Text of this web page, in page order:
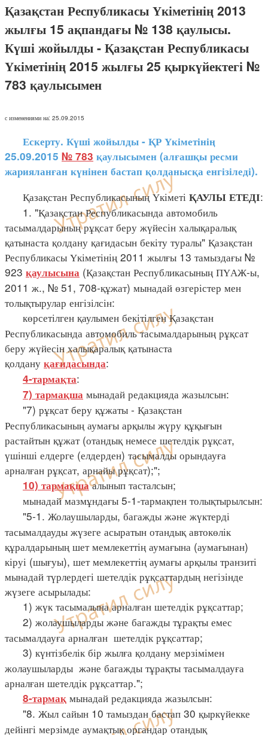
Қазақстан Республикасы Үкіметінің 2013
жылғы 15 ақпандағы № 138 қаулысы.
Күші жойылды - Қазақстан Республикасы
Үкіметінің 2015 жылғы 25 қыркүйектегі №
783 қаулысымен
с изменениями на: 25.09.2015
Ескерту. Күші жойылды - ҚР Үкіметінің
25.09.2015 № 783 қаулысымен (алғашқы ресми
жарияланған күнінен бастап қолданысқа енгізіледі).
Қазақстан Республикасының Үкіметі ҚАУЛЫ ЕТЕДІ:
1. "Қазақстан Республикасында автомобиль
тасымалдарының рұқсат беру жүйесін халықаралық
қатынаста қолдану қағидасын бекіту туралы" Қазақстан
Республикасы Үкіметінің 2011 жылғы 13 тамыздағы №
923 қаулысына (Қазақстан Республикасының ПҮАЖ-ы,
2011 ж., № 51, 708-құжат) мынадай өзгерістер мен
толықтырулар енгізілсін:
көрсетілген қаулымен бекітілген Қазақстан
Республикасында автомобиль тасымалдарының рұқсат
беру жүйесін халықаралық қатынаста
қолдану қағидасында:
4-тармақта:
7) тармақша мынадай редакцияда жазылсын:
"7) рұқсат беру құжаты - Қазақстан
Республикасының аумағы арқылы жүру құқығын
растайтын құжат (отандық немесе шетелдік рұқсат,
үшінші елдерге (елдерден) тасымалды орындауға
арналған рұқсат, арнайы рұқсат);";
10) тармақшаалынып тасталсын;
мынадай мазмұндағы 5-1-тармақпен толықтырылсын:
"5-1. Жолаушыларды, багажды және жүктерді
тасымалдауды жүзеге асыратын отандық автокөлік
құралдарының шет мемлекеттің аумағына (аумағынан)
кіруі (шығуы), шет мемлекеттің аумағы арқылы транзиті
мынадай түрлердегі шетелдік рұқсаттардың негізінде
жүзеге асырылады:
1) жүк тасымалына арналған шетелдік рұқсаттар;
2) жолаушыларды және багажды тұрақты емес
тасымалдауға арналған шетелдік рұқсаттар;
3) күнтізбелік бір жылға қолдану мерзімімен
жолаушыларды және багажды тұрақты тасымалдауға
арналған шетелдік рұқсаттар.";
8-тармақ мынадай редакцияда жазылсын:
"8. Жыл сайын 10 тамыздан бастап 30 қыркүйекке
дейінгі мерзімде аумақтық органдар отандық